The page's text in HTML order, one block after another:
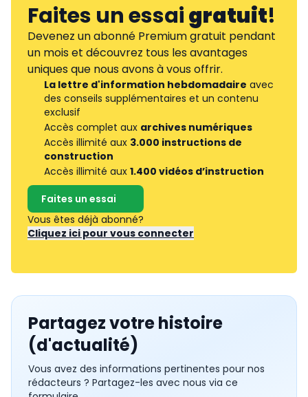
Faites un essaigratuit!
Devenez un abonné Premium gratuit pendant
un mois et découvrez tous les avantages
uniques que nous avons à vous offrir.
La lettre d'information hebdomadaire avec
des conseils supplémentaires et un contenu
exclusif
Accès complet aux archives numériques
Accès illimité aux 3.000 instructions de
construction
Accès illimité aux 1.400 vidéos d’instruction
Faites un essai
Vous êtes déjà abonné?
Cliquez ici pour vous connecter
Partagez votre histoire
(d'actualité)
Vous avez des informations pertinentes pour nos
rédacteurs ? Partagez-les avec nous via ce